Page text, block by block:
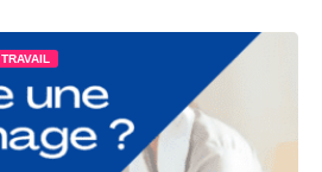
TRAVAIL